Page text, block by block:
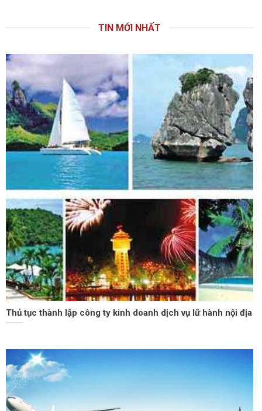
TIN MỚI NHẤT
Thủ tục thành lập công ty kinh doanh dịch vụ lữ hành nội địa